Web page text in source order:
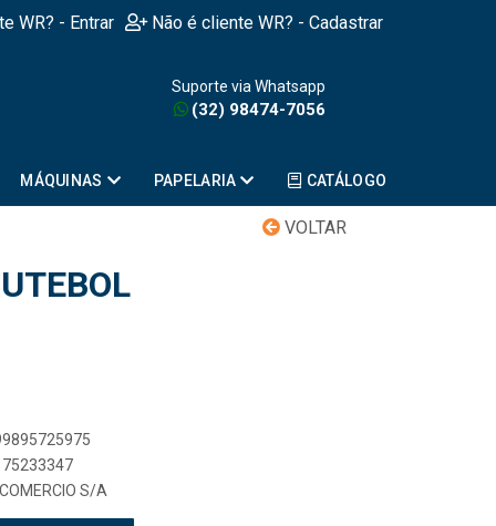
WR? - Entrar Não é cliente WR? - Cadastrar
Suporte via Whatsapp
(32) 98474-7056
MÁQUINAS PAPELARIA CATÁLOGO
VOLTAR
S/A